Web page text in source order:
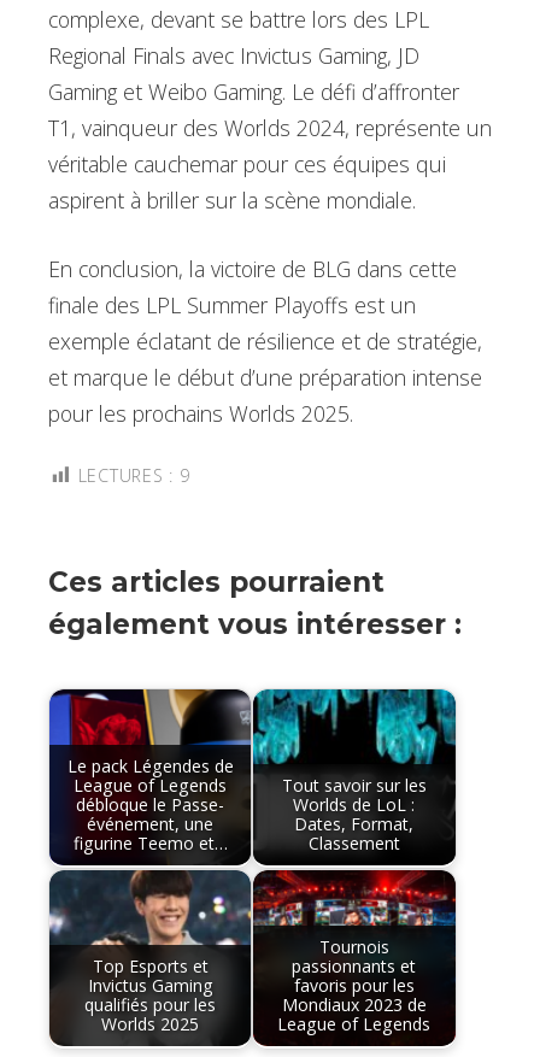
complexe, devant se battre lors des LPL
Regional Finals avec Invictus Gaming, JD
Gaming et Weibo Gaming. Le défi d’affronter
T1, vainqueur des Worlds 2024, représente un
véritable cauchemar pour ces équipes qui
aspirent à briller sur la scène mondiale.
En conclusion, la victoire de BLG dans cette
finale des LPL Summer Playoffs est un
exemple éclatant de résilience et de stratégie,
et marque le début d’une préparation intense
pour les prochains Worlds 2025.
LECTURES : 9
Ces articles pourraient
également vous intéresser :
Le pack Légendes de
League of Legends
débloque le Passe-
événement, une
figurine Teemo et…
Tout savoir sur les
Worlds de LoL :
Dates, Format,
Classement
Top Esports et
Invictus Gaming
qualifiés pour les
Worlds 2025
Tournois
passionnants et
favoris pour les
Mondiaux 2023 de
League of Legends